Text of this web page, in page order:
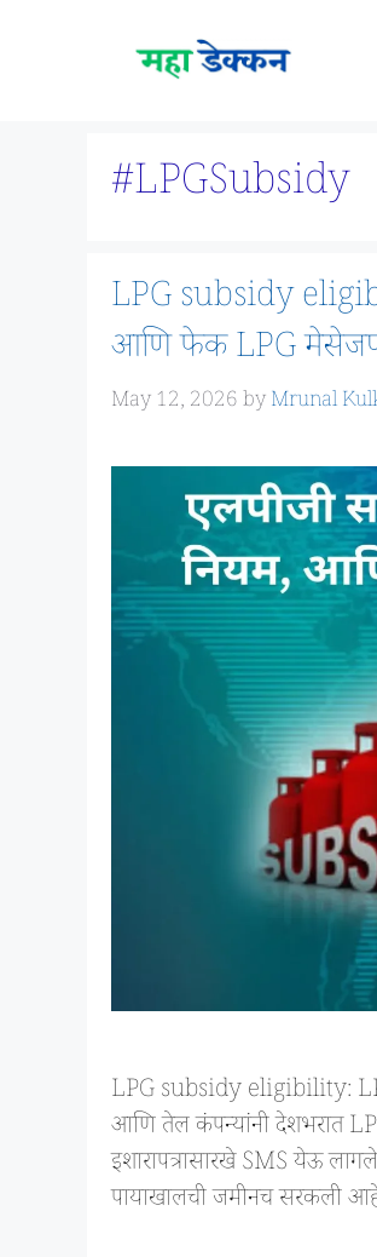
#LPGSubsidy
LPG subsidy
आणि फेक LPG
May 12, 2026byMrunal
LPG subsidy eligibility:
आणि तेल कंपन्यांनी देशभरात
इशारापत्रासारखे SMS येऊ
पायाखालची जमीनच सरकली